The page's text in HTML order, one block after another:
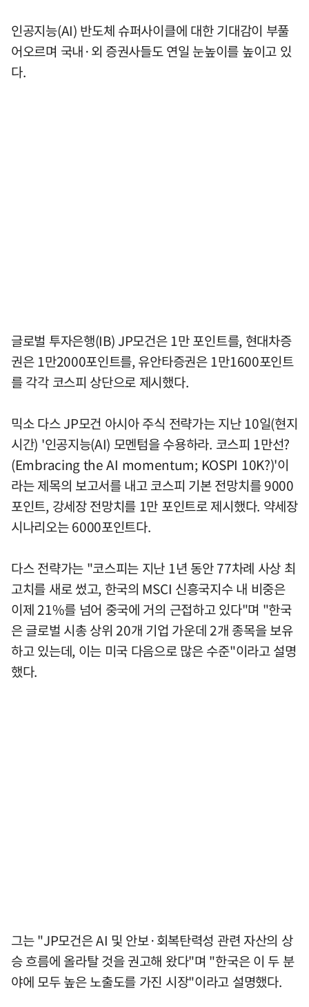
인공지능(AI) 반도체 슈퍼사이클에 대한 기대감이 부풀
어오르며 국내·외 증권사들도 연일 눈높이를 높이고 있
다.
글로벌 투자은행(IB) JP모건은 1만 포인트를, 현대차증
권은 1만2000포인트를, 유안타증권은 1만1600포인트
를 각각 코스피 상단으로 제시했다.
믹소 다스 JP모건 아시아 주식 전략가는 지난 10일(현지
시간) '인공지능(AI) 모멘텀을 수용하라. 코스피 1만선?
(Embracing the AI momentum; KOSPI 10K?)'이
라는 제목의 보고서를 내고 코스피 기본 전망치를 9000
포인트, 강세장 전망치를 1만 포인트로 제시했다. 약세장
시나리오는 6000포인트다.
다스 전략가는 "코스피는 지난 1년 동안 77차례 사상 최
고치를 새로 썼고, 한국의 MSCI 신흥국지수 내 비중은
이제 21%를 넘어 중국에 거의 근접하고 있다"며 "한국
은 글로벌 시총 상위 20개 기업 가운데 2개 종목을 보유
하고 있는데, 이는 미국 다음으로 많은 수준"이라고 설명
했다.
그는 "JP모건은 AI 및 안보·회복탄력성 관련 자산의 상
승 흐름에 올라탈 것을 권고해 왔다"며 "한국은 이 두 분
야에 모두 높은 노출도를 가진 시장"이라고 설명했다.